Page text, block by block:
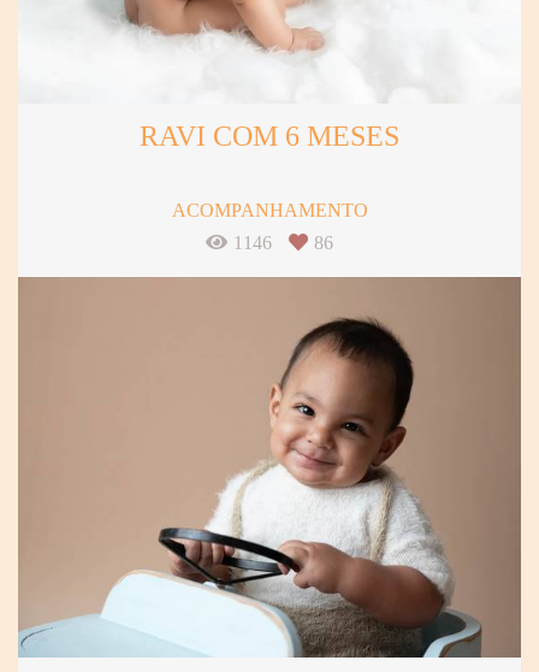
RAVI COM 6 MESES
ACOMPANHAMENTO
1146
86